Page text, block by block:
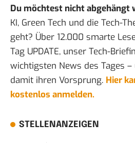
Du möchtest nicht abgehängt
KI, Green Tech und die Tech-
geht? Über 12.000 smarte
Tag UPDATE, unser Tech-
wichtigsten News des Tages
damit ihren Vorsprung. Hier
kostenlos anmelden.
STELLENANZEIGEN